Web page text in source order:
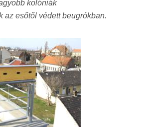
kolóniák
az esőtől védett beugrókban.